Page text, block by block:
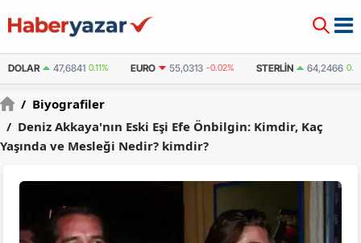
DOLAR 47,6841 0.11% EURO 55,0313 -0.02% STERLIN 64,2466
/ Biyografiler
/ Deniz Akkaya'nın Eski Eşi Efe Önbilgin: Kimdir, Kaç
Yaşında ve Mesleği Nedir? kimdir?